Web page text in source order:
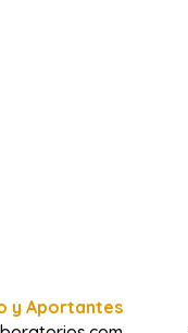
y Aportantes